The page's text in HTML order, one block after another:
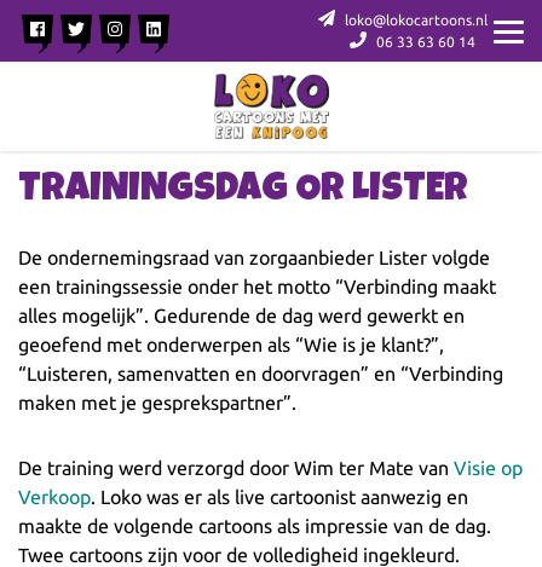
loko@lokocartoons.nl
06 33 63 60 14
TRAININGSDAG OR LISTER
De ondernemingsraad van zorgaanbieder Lister volgde
een trainingssessie onder het motto “Verbinding maakt
alles mogelijk”. Gedurende de dag werd gewerkt en
geoefend met onderwerpen als “Wie is je klant?”,
“Luisteren, samenvatten en doorvragen” en “Verbinding
maken met je gesprekspartner”.
De training werd verzorgd door Wim ter Mate van Visie op
Verkoop . Loko was er als live cartoonist aanwezig en
maakte de volgende cartoons als impressie van de dag.
Twee cartoons zijn voor de volledigheid ingekleurd.